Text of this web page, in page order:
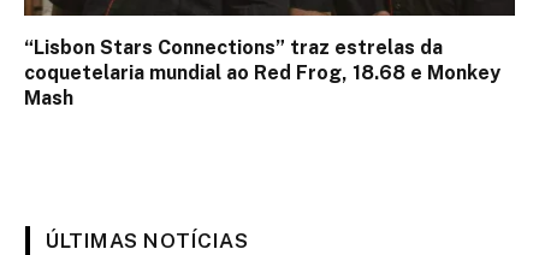
“Lisbon Stars Connections” traz estrelas da
coquetelaria mundial ao Red Frog, 18.68 e Monkey
Mash
ÚLTIMAS NOTÍCIAS